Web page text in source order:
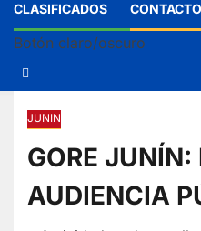
CLASIFICADOS CONTACTO
Botón claro/oscuro
JUNIN
GORE JUNÍN:
AUDIENCIA